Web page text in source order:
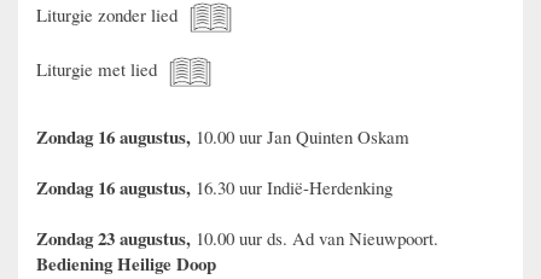
Liturgie zonder lied
Liturgie met lied
Zondag 16 augustus, 10.00 uur Jan Quinten Oskam
Zondag 16 augustus, 16.30 uur Indië-Herdenking
Zondag 23 augustus, 10.00 uur ds. Ad van Nieuwpoort.
Bediening Heilige Doop